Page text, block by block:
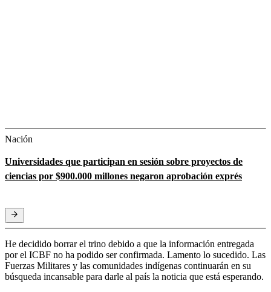
Nación
Universidades que participan en sesión sobre proyectos de
ciencias por $900.000 millones negaron aprobación exprés
He decidido borrar el trino debido a que la información entregada
por el ICBF no ha podido ser confirmada. Lamento lo sucedido. Las
Fuerzas Militares y las comunidades indígenas continuarán en su
búsqueda incansable para darle al país la noticia que está esperando.